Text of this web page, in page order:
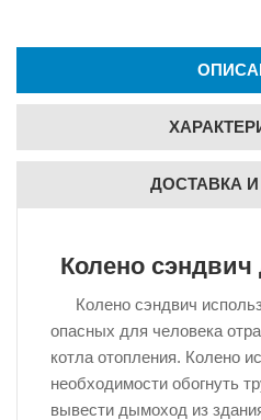
ДОСТАВКА
Колено
Колено сэндвич
опасных для человека
котла отопления. Колено
необходимости обогнуть
вывести дымоход из